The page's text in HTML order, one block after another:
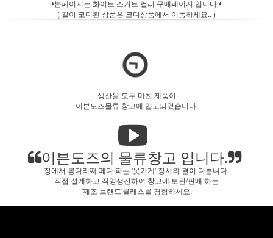
본페이지는 화이트 스커트 컬러 구매페이지 입니다.
( 같이 코디된 상품은 코디상품에서 이동하세요.. )
생산을 모두 마친 제품이
이븐도즈물류 창고에 입고되었습니다.
이븐도즈의 물류창고 입니다.
장에서 봉다리째 떼다 파는 '옷가게' 장사와 결이 다릅니다.
직접 설계하고 직영생산하여 창고에 보관/판매 하는
'제조 브랜드'클래스를 경험하세요.